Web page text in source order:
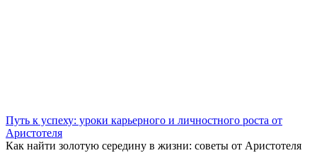
Путь к успеху: уроки карьерного и личностного роста от
Аристотеля
Как найти золотую середину в жизни: советы от Аристотеля